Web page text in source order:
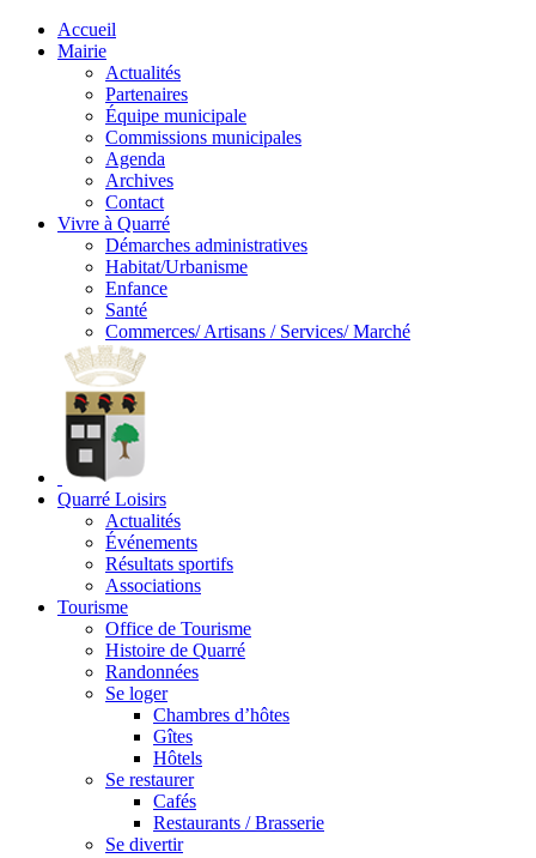
Accueil
Mairie
Actualités
Partenaires
Équipe municipale
Commissions municipales
Agenda
Archives
Contact
Vivre à Quarré
Démarches administratives
Habitat/Urbanisme
Enfance
Santé
Commerces/ Artisans / Services/ Marché
Quarré Loisirs
Actualités
Événements
Résultats sportifs
Associations
Tourisme
Office de Tourisme
Histoire de Quarré
Randonnées
Se loger
Chambres d’hôtes
Gîtes
Hôtels
Se restaurer
Cafés
Restaurants / Brasserie
Se divertir